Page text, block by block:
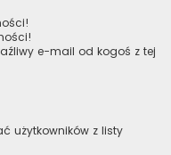
e-mail od kogoś z tej
użytkowników z listy